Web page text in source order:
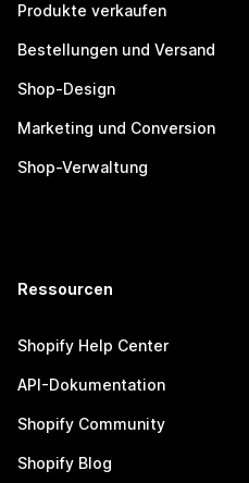
Produkte verkaufen
Bestellungen und Versand
Shop-Design
Marketing und Conversion
Shop-Verwaltung
Ressourcen
Shopify Help Center
API-Dokumentation
Shopify Community
Shopify Blog